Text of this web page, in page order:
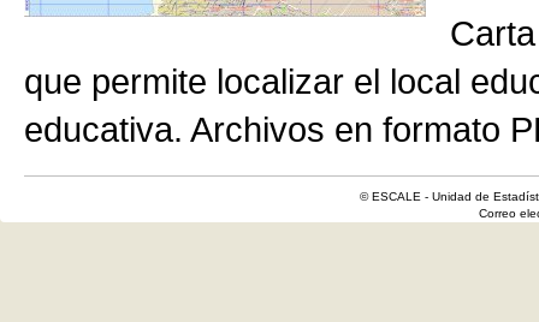
que permite localizar el local
educativa. Archivos en formato
© ESCALE - Unidad de
Correo